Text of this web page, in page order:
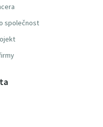
společnost